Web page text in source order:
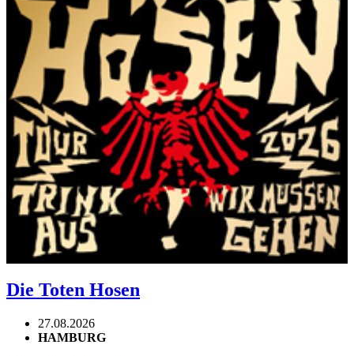
Die Toten Hosen
27.08.2026
HAMBURG